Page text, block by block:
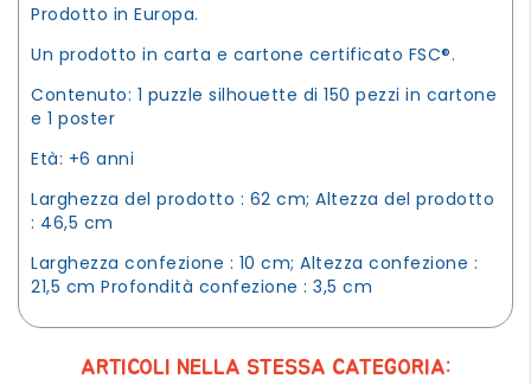
Prodotto in Europa.
Un prodotto in carta e cartone certificato FSC®.
Contenuto: 1 puzzle silhouette di 150 pezzi in cartone
e 1 poster
Età: +6 anni
Larghezza del prodotto : 62 cm; Altezza del prodotto
: 46,5 cm
Larghezza confezione : 10 cm; Altezza confezione :
21,5 cm Profondità confezione : 3,5 cm
ARTICOLI NELLA STESSA CATEGORIA: